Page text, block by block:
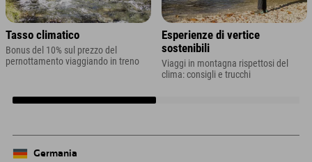
Tasso climatico
Bonus del 10% sul prezzo del
pernottamento viaggiando in treno
Esperienze di vertice
sostenibili
Viaggi in montagna rispettosi del
clima: consigli e trucchi
Germania